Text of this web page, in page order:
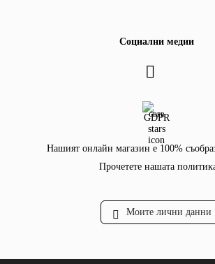
Социални медии
GDPR
Нашият онлайн магазин е 100%
Прочетете нашата
Моите лични данни